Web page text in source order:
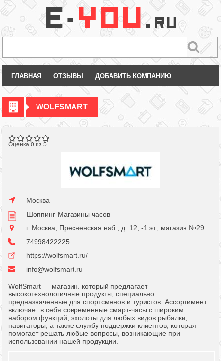
ГЛАВНАЯ ОТЗЫВЫ ДОБАВИТЬ КОМПАНИЮ
WOLFSMART
Оценка 0 из 5
Москва
Шоппинг Магазины часов
г. Москва, Пресненская наб., д. 12, -1 эт., магазин №29
74998422225
https://wolfsmart.ru/
info@wolfsmart.ru
WolfSmart — магазин, который предлагает
высокотехнологичные продукты, специально
предназначенные для спортсменов и туристов. Ассортимент
включает в себя современные смарт-часы с широким
набором функций, эхолоты для любых видов рыбалки,
навигаторы, а также службу поддержки клиентов, которая
помогает решать любые вопросы, возникающие при
использовании нашей продукции.